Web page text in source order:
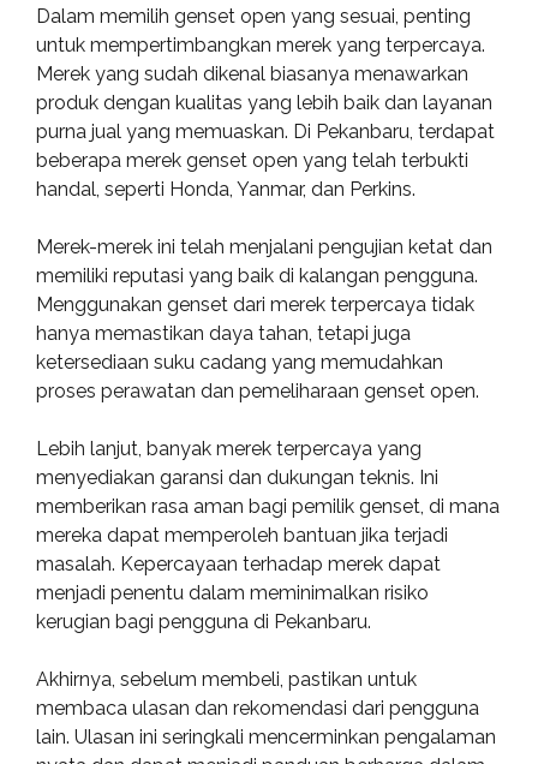
Dalam memilih genset open yang sesuai, penting
untuk mempertimbangkan merek yang terpercaya.
Merek yang sudah dikenal biasanya menawarkan
produk dengan kualitas yang lebih baik dan layanan
purna jual yang memuaskan. Di Pekanbaru, terdapat
beberapa merek genset open yang telah terbukti
handal, seperti Honda, Yanmar, dan Perkins.
Merek-merek ini telah menjalani pengujian ketat dan
memiliki reputasi yang baik di kalangan pengguna.
Menggunakan genset dari merek terpercaya tidak
hanya memastikan daya tahan, tetapi juga
ketersediaan suku cadang yang memudahkan
proses perawatan dan pemeliharaan genset open.
Lebih lanjut, banyak merek terpercaya yang
menyediakan garansi dan dukungan teknis. Ini
memberikan rasa aman bagi pemilik genset, di mana
mereka dapat memperoleh bantuan jika terjadi
masalah. Kepercayaan terhadap merek dapat
menjadi penentu dalam meminimalkan risiko
kerugian bagi pengguna di Pekanbaru.
Akhirnya, sebelum membeli, pastikan untuk
membaca ulasan dan rekomendasi dari pengguna
lain. Ulasan ini seringkali mencerminkan pengalaman